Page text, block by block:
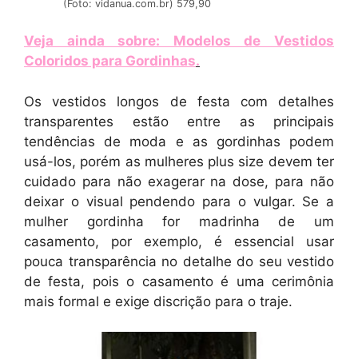
(Foto: vidanua.com.br) 579,90
Veja ainda sobre: Modelos de Vestidos
Coloridos para Gordinhas.
Os vestidos longos de festa com detalhes
transparentes estão entre as principais
tendências de moda e as gordinhas podem
usá-los, porém as mulheres plus size devem ter
cuidado para não exagerar na dose, para não
deixar o visual pendendo para o vulgar. Se a
mulher gordinha for madrinha de um
casamento, por exemplo, é essencial usar
pouca transparência no detalhe do seu vestido
de festa, pois o casamento é uma cerimônia
mais formal e exige discrição para o traje.